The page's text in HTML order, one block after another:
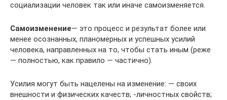
социализации человек так или иначе са­моизменяется.
Самоизменение— это процесс и результат более или
менее осознанных, планомерных и успешных усилий
человека, на­правленных на то, чтобы стать иным (реже
— полностью, как правило — частично).
Усилия могут быть нацелены на изменение: — своих
внешности и физических качеств; -личностных свойств;